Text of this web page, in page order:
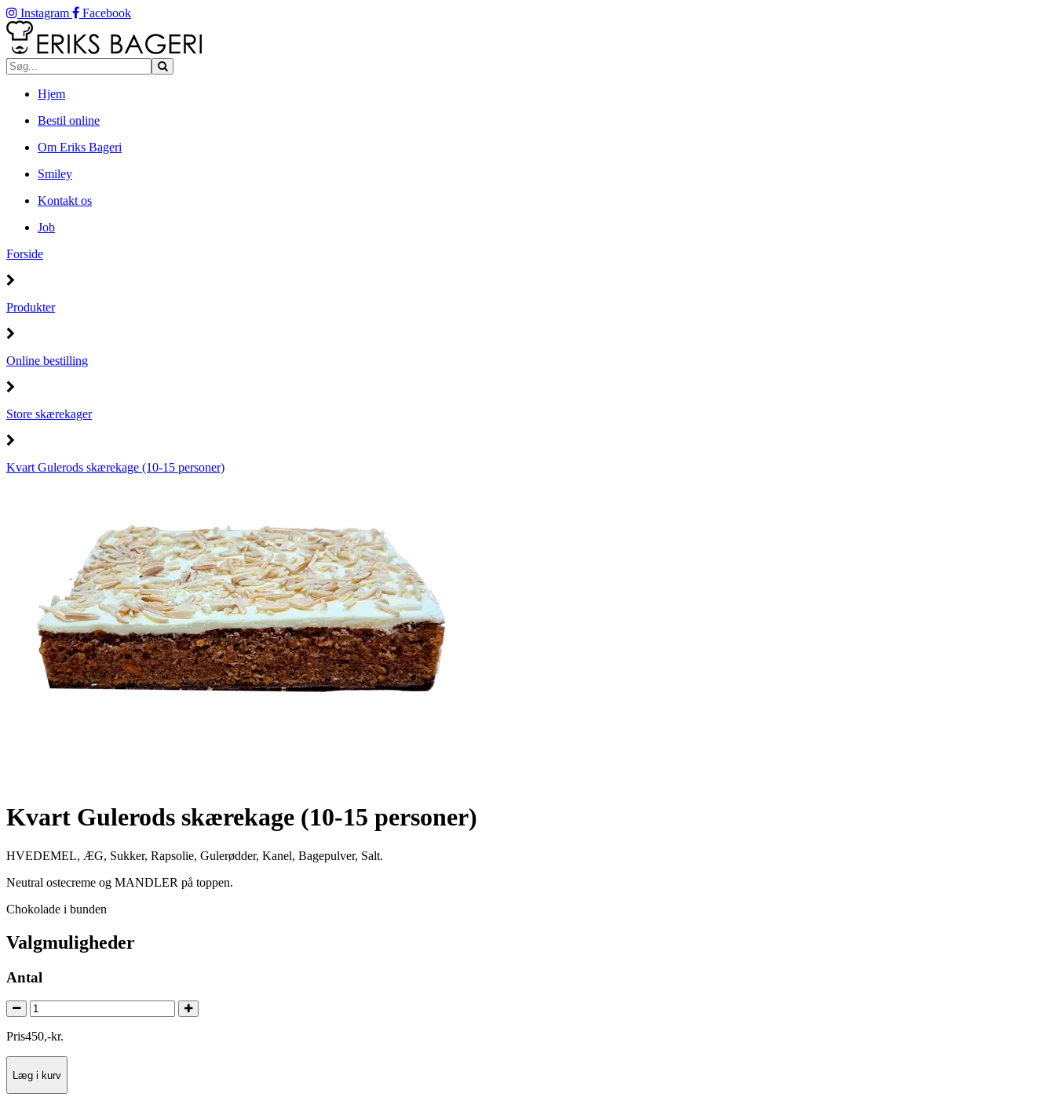
Instagram Facebook
Hjem
Bestil online
Om Eriks Bageri
Smiley
Kontakt os
Job
Forside
Produkter
Online bestilling
Store skærekager
Kvart Gulerods skærekage (10-15 personer)
Kvart Gulerods skærekage (10-15 personer)
HVEDEMEL, ÆG, Sukker, Rapsolie, Gulerødder, Kanel, Bagepulver, Salt.
Neutral ostecreme og MANDLER på toppen.
Chokolade i bunden
Valgmuligheder
Antal
Pris450,-kr.
Læg i kurv